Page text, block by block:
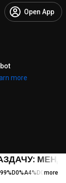
Open App
more
more